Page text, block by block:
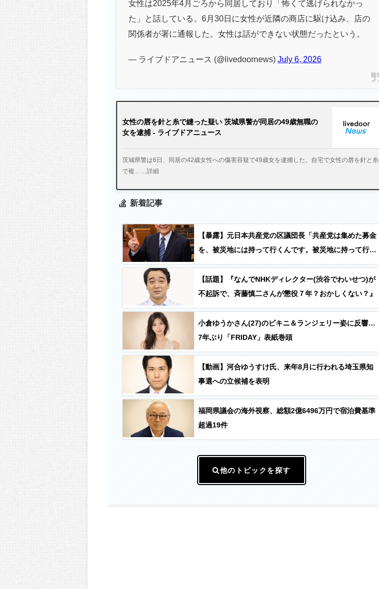
女性は2025年4月ごろから同居しており「怖くて逃げられなかっ
た」と話している。6月30日に女性が近隣の商店に駆け込み、店の
関係者が署に通報した。女性は話ができない状態だったという。
— ライブドアニュース (@livedoornews) July 6, 2026
女性の唇を針と糸で縫った疑い 茨城県警が同居の49歳無職の
女を逮捕 - ライブドアニュース
茨城県警は6日、同居の42歳女性への傷害容疑で49歳女を逮捕した。自宅で女性の唇を針と糸
で複... …詳細
新着記事
【暴露】元日本共産党の区議団長「共産党は集めた募金
を、被災地には持って行くんです。被災地に持って行っ
て何に使うかっていったら、被災地での共産党の活動に
使う」
【話題】『なんでNHKディレクター(渋谷でわいせつ)が
不起訴で、斉藤慎二さんが懲役７年？おかしくない？』
小倉ゆうかさん(27)のビキニ＆ランジェリー姿に反響…
7年ぶり「FRIDAY」表紙巻頭
【動画】河合ゆうすけ氏、来年8月に行われる埼玉県知
事選への立候補を表明
福岡県議会の海外視察、総額2億6496万円で宿泊費基準
超過19件
他のトピックを探す